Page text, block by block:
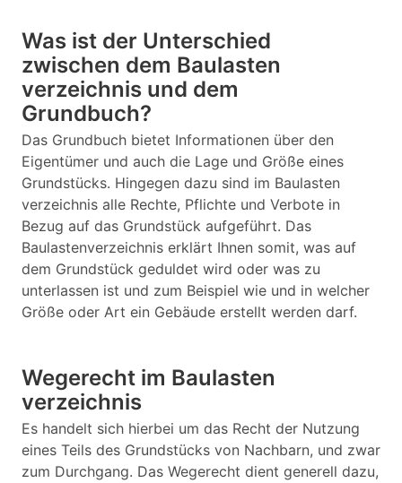
Was ist der Unterschied
zwischen dem Baulasten
verzeichnis und dem
Grundbuch?
Das Grundbuch bietet Informationen über den
Eigentümer und auch die Lage und Größe eines
Grundstücks. Hingegen dazu sind im Baulasten
verzeichnis alle Rechte, Pflichte und Verbote in
Bezug auf das Grundstück aufgeführt. Das
Baulastenverzeichnis erklärt Ihnen somit, was auf
dem Grundstück geduldet wird oder was zu
unterlassen ist und zum Beispiel wie und in welcher
Größe oder Art ein Gebäude erstellt werden darf.
Wegerecht im Baulasten
verzeichnis
Es handelt sich hierbei um das Recht der Nutzung
eines Teils des Grundstücks von Nachbarn, und zwar
zum Durchgang. Das Wegerecht dient generell dazu,